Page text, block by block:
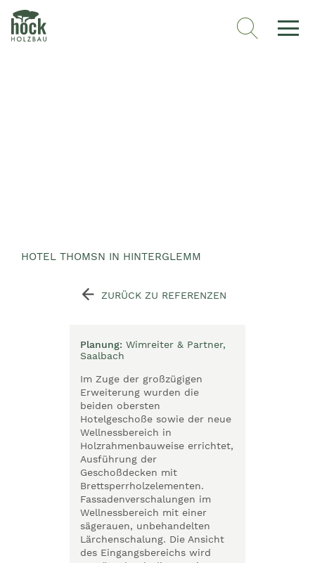
HOTEL THOMSN IN HINTERGLEMM
ZURÜCK ZU REFERENZEN
Planung: Wimreiter & Partner,
Saalbach
Im Zuge der großzügigen
Erweiterung wurden die
beiden obersten
Hotelgeschoße sowie der neue
Wellnessbereich in
Holzrahmenbauweise errichtet,
Ausführung der
Geschoßdecken mit
Brettsperrholzelementen.
Fassadenverschalungen im
Wellnessbereich mit einer
sägerauen, unbehandelten
Lärchenschalung. Die Ansicht
des Eingangsbereichs wird